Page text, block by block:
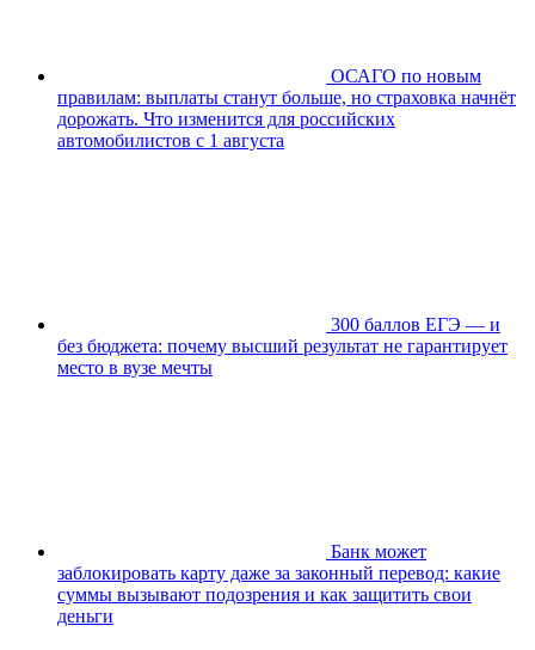
ОСАГО по новым
правилам: выплаты станут больше, но страховка начнёт
дорожать. Что изменится для российских
автомобилистов с 1 августа
300 баллов ЕГЭ — и
без бюджета: почему высший результат не гарантирует
место в вузе мечты
Банк может
заблокировать карту даже за законный перевод: какие
суммы вызывают подозрения и как защитить свои
деньги